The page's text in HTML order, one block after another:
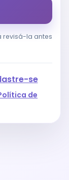
revisá-la antes
se
de